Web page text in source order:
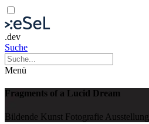
.dev
Suche
Menü
Fragments of a Lucid Dream
Bildende Kunst Fotografie Ausstellung